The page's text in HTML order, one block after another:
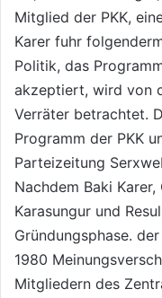
Mitglied der PKK,
Karer fuhr
Politik, das
akzeptiert, wird von
Verräter betrachtet.
Programm der PKK
Parteizeitung
Nachdem Baki
Karasungur und
Gründungsphase.
1980
Mitgliedern des